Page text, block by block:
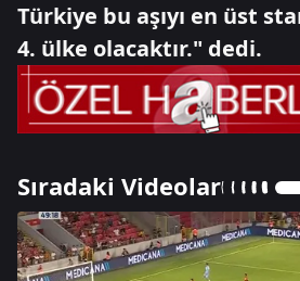
Türkiye bu aşıyı en üst
4. ülke olacaktır." dedi.
Sıradaki Videolar